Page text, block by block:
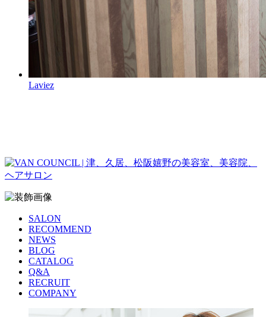
Laviez
SALON
RECOMMEND
NEWS
BLOG
CATALOG
Q&A
RECRUIT
COMPANY